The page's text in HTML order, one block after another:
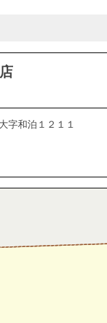
字和泊１２１１